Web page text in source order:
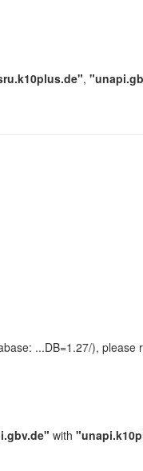
,
...DB=1.27/), please
with